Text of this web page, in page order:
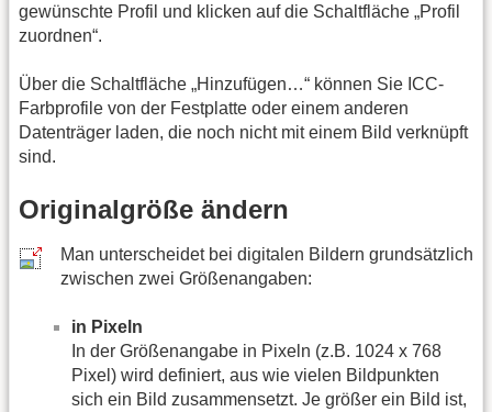
gewünschte Profil und klicken auf die Schaltfläche „Profil
zuordnen“.
Über die Schaltfläche „Hinzufügen…“ können Sie ICC-
Farbprofile von der Festplatte oder einem anderen
Datenträger laden, die noch nicht mit einem Bild verknüpft
sind.
Originalgröße ändern
Man unterscheidet bei digitalen Bildern grundsätzlich
zwischen zwei Größenangaben:
in Pixeln
In der Größenangabe in Pixeln (z.B. 1024 x 768
Pixel) wird definiert, aus wie vielen Bildpunkten
sich ein Bild zusammensetzt. Je größer ein Bild ist,